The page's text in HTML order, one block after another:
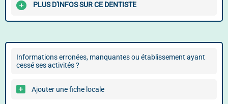
PLUS D'INFOS SUR CE DENTISTE
Informations erronées, manquantes ou établissement ayant
cessé ses activités ?
Ajouter une fiche locale